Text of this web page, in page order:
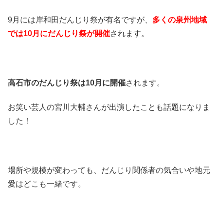
9月には岸和田だんじり祭が有名ですが、 多くの泉州地域
では10月にだんじり祭が開催されます。
高石市のだんじり祭は10月に開催されます。
お笑い芸人の宮川大輔さんが出演したことも話題になりま
した！
場所や規模が変わっても、だんじり関係者の気合いや地元
愛はどこも一緒です。